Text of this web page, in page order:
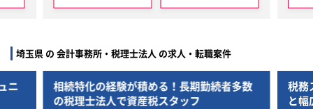
埼玉県 の 会計事務所・税理士法人 の求人・転職案件
ニ
相続特化の経験が積める！長期勤続者多数
の税理士法人で資産税スタッフ
税務
と幅